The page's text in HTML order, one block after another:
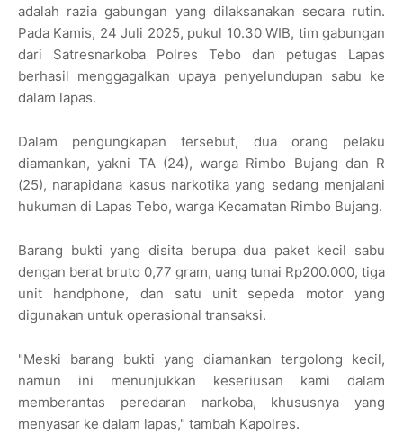
adalah razia gabungan yang dilaksanakan secara rutin.
Pada Kamis, 24 Juli 2025, pukul 10.30 WIB, tim gabungan
dari Satresnarkoba Polres Tebo dan petugas Lapas
berhasil menggagalkan upaya penyelundupan sabu ke
dalam lapas.
Dalam pengungkapan tersebut, dua orang pelaku
diamankan, yakni TA (24), warga Rimbo Bujang dan R
(25), narapidana kasus narkotika yang sedang menjalani
hukuman di Lapas Tebo, warga Kecamatan Rimbo Bujang.
Barang bukti yang disita berupa dua paket kecil sabu
dengan berat bruto 0,77 gram, uang tunai Rp200.000, tiga
unit handphone, dan satu unit sepeda motor yang
digunakan untuk operasional transaksi.
"Meski barang bukti yang diamankan tergolong kecil,
namun ini menunjukkan keseriusan kami dalam
memberantas peredaran narkoba, khususnya yang
menyasar ke dalam lapas," tambah Kapolres.